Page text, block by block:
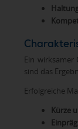
Ein wirksamer
sind das
Erfolgreiche
Kürze